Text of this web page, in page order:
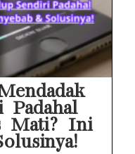
Padahal
Mati? Ini